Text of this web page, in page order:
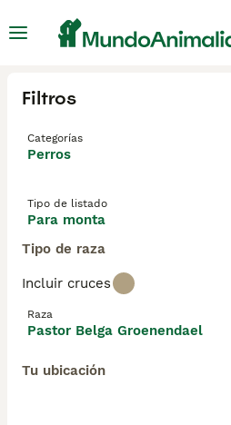
Filtros
Categorías
Perros
Tipo de listado
Para monta
Tipo de raza
Incluir cruces
Raza
Pastor Belga Groenendael
Tu ubicación